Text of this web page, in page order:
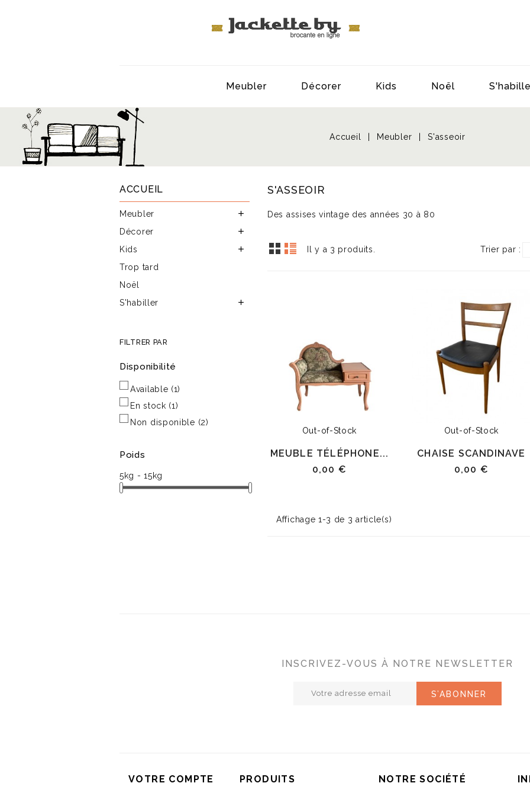
Meubler Décorer Kids Noël
Accueil Meubler S'asseoir
ACCUEIL
Meubler 
Décorer 
Kids 
Trop tard
Noël
S'habiller

FILTRER PAR
Disponibilité
Available (1)
En stock (1)
Non disponible (2)
Poids
5kg - 15kg
S'ASSEOIR
Des assises vintage des années 30 à 80
Il y a 3 produits. Trier par :
Out-of-Stock
MEUBLE TÉLÉPHONE...
0,00 €
Out-of-Stock
CHAISE SCANDINAVE
0,00 €
Affichage 1-3 de 3 article(s)
INSCRIVEZ-VOUS À NOTRE NEWSLETTER
VOTRE COMPTE PRODUITS NOTRE SOCIÉTÉ